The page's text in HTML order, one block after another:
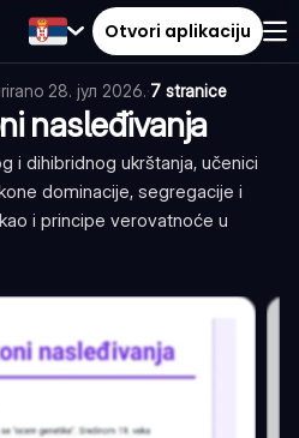
Otvori aplikaciju
28. јул 2026.·7 stranice
nasleđivanja
i dihibridnog ukrštanja, učenici
dominacije, segregacije i
i principe verovatnoće u